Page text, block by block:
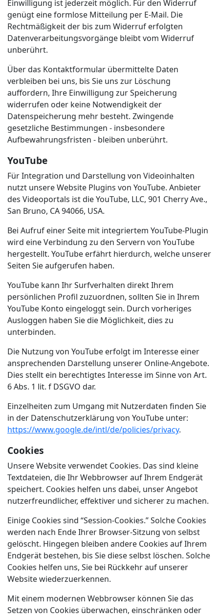
Einwilligung ist jederzeit möglich. Für den Widerruf
genügt eine formlose Mitteilung per E-Mail. Die
Rechtmäßigkeit der bis zum Widerruf erfolgten
Datenverarbeitungsvorgänge bleibt vom Widerruf
unberührt.
Über das Kontaktformular übermittelte Daten
verbleiben bei uns, bis Sie uns zur Löschung
auffordern, Ihre Einwilligung zur Speicherung
widerrufen oder keine Notwendigkeit der
Datenspeicherung mehr besteht. Zwingende
gesetzliche Bestimmungen - insbesondere
Aufbewahrungsfristen - bleiben unberührt.
YouTube
Für Integration und Darstellung von Videoinhalten
nutzt unsere Website Plugins von YouTube. Anbieter
des Videoportals ist die YouTube, LLC, 901 Cherry Ave.,
San Bruno, CA 94066, USA.
Bei Aufruf einer Seite mit integriertem YouTube-Plugin
wird eine Verbindung zu den Servern von YouTube
hergestellt. YouTube erfährt hierdurch, welche unserer
Seiten Sie aufgerufen haben.
YouTube kann Ihr Surfverhalten direkt Ihrem
persönlichen Profil zuzuordnen, sollten Sie in Ihrem
YouTube Konto eingeloggt sein. Durch vorheriges
Ausloggen haben Sie die Möglichkeit, dies zu
unterbinden.
Die Nutzung von YouTube erfolgt im Interesse einer
ansprechenden Darstellung unserer Online-Angebote.
Dies stellt ein berechtigtes Interesse im Sinne von Art.
6 Abs. 1 lit. f DSGVO dar.
Einzelheiten zum Umgang mit Nutzerdaten finden Sie
in der Datenschutzerklärung von YouTube unter:
https://www.google.de/intl/de/policies/privacy.
Cookies
Unsere Website verwendet Cookies. Das sind kleine
Textdateien, die Ihr Webbrowser auf Ihrem Endgerät
speichert. Cookies helfen uns dabei, unser Angebot
nutzerfreundlicher, effektiver und sicherer zu machen.
Einige Cookies sind “Session-Cookies.” Solche Cookies
werden nach Ende Ihrer Browser-Sitzung von selbst
gelöscht. Hingegen bleiben andere Cookies auf Ihrem
Endgerät bestehen, bis Sie diese selbst löschen. Solche
Cookies helfen uns, Sie bei Rückkehr auf unserer
Website wiederzuerkennen.
Mit einem modernen Webbrowser können Sie das
Setzen von Cookies überwachen, einschränken oder